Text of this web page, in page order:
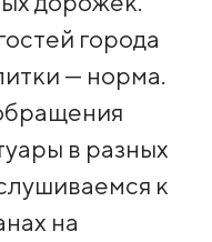
города
— норма.
в разных
к
на